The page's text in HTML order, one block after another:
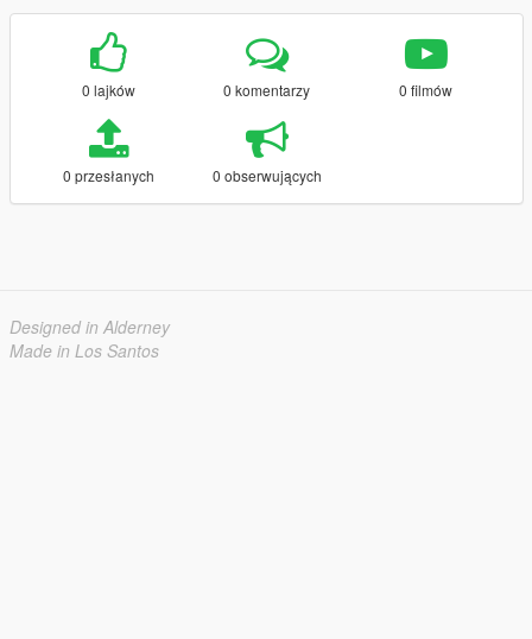
0 lajków 0 komentarzy 0 filmów
0 przesłanych 0 obserwujących
Designed in Alderney
Made in Los Santos